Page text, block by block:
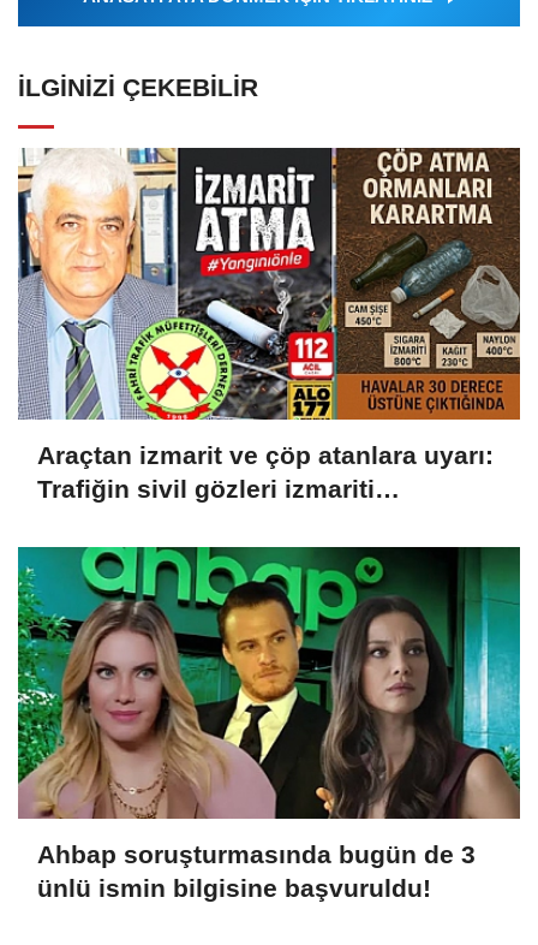
İLGINIZI ÇEKEBILIR
Araçtan izmarit ve çöp atanlara uyarı:
Trafiğin sivil gözleri izmariti
Ahbap soruşturmasında bugün de 3
ünlü ismin bilgisine başvuruldu!